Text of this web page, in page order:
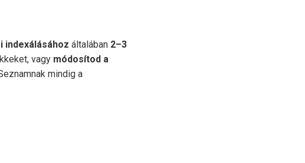
indexálásához általában 2–3
vagy módosítod a
mindig a